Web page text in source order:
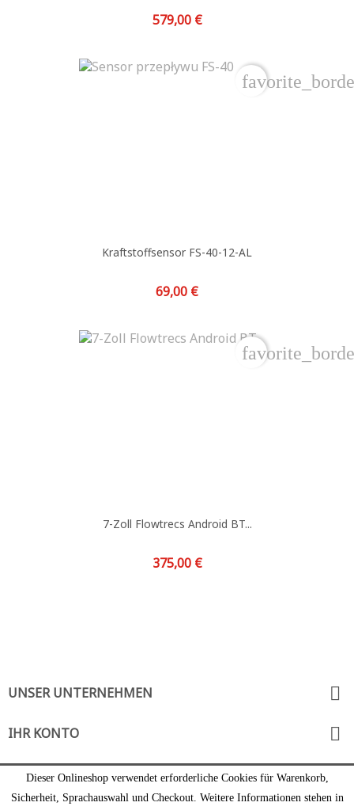
Dieser Onlineshop verwendet erforderliche Cookies für Warenkorb,
Sicherheit, Sprachauswahl und Checkout. Weitere Informationen stehen in
Preis
579,00 €
Kraftstoffsensor FS-40-12-AL
Preis
69,00 €
7-Zoll Flowtrecs Android BT...
Preis
375,00 €
UNSER UNTERNEHMEN 
IHR KONTO 
SHOP-EINSTELLUNGEN